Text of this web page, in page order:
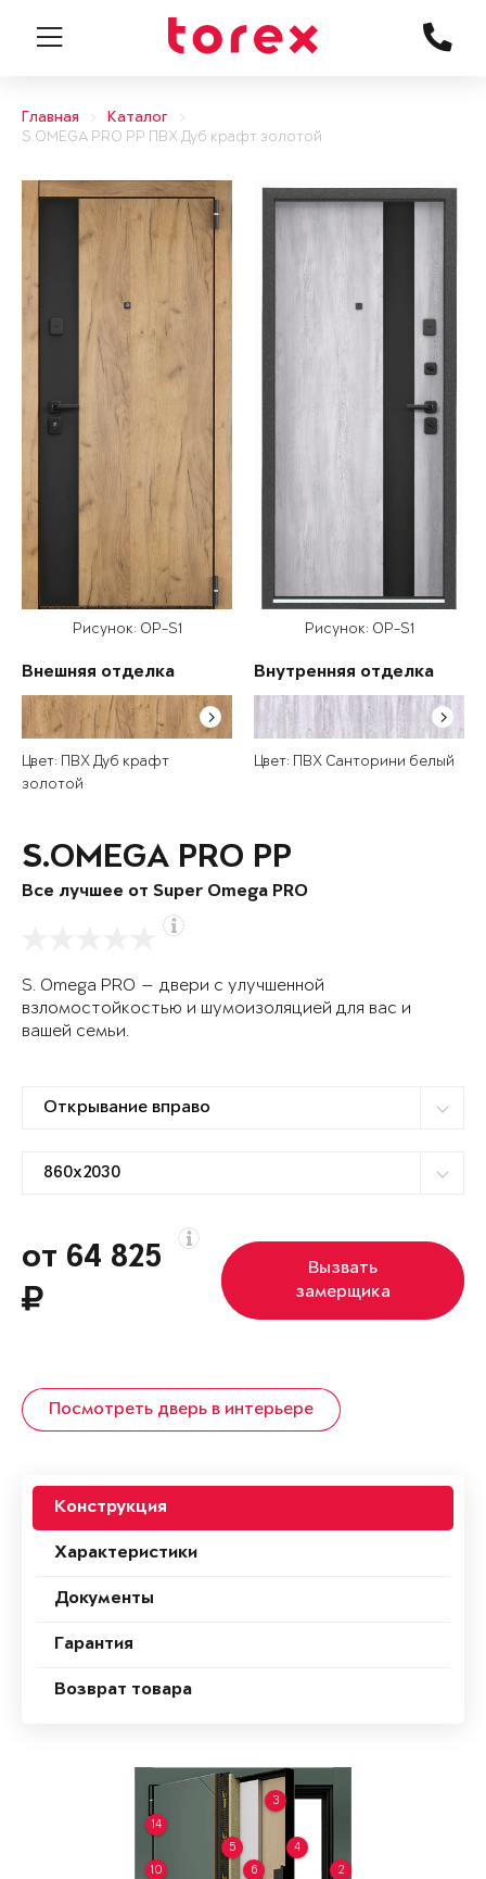
Главная
Каталог
S.OMEGA PRO PP ПВХ Дуб крафт золотой
Рисунок: OP-S1
Внешняя отделка
Цвет: ПВХ Дуб крафт
золотой
Рисунок: OP-S1
Внутренняя отделка
Цвет: ПВХ Санторини белый
S.OMEGA PRO PP
Все лучшее от Super Omega PRO
S. Omega PRO — двери с улучшенной
взломостойкостью и шумоизоляцией для вас и
вашей семьи.
от 64 825
Вызвать
замерщика
Посмотреть дверь в интерьере
Конструкция
Характеристики
Документы
Гарантия
Возврат товара
2
3
4
5
6
10
14